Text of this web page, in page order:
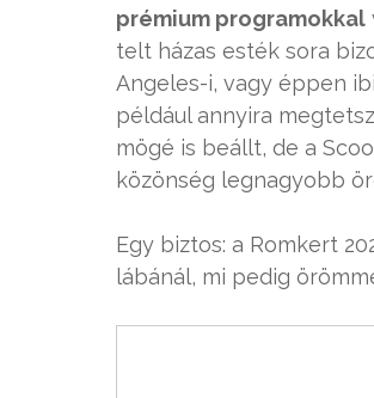
prémium programokkal
telt házas esték sora
Angeles-i, vagy éppen
például annyira
mögé is beállt, de a
közönség legnagyobb
Egy biztos: a Romkert
lábánál, mi pedig